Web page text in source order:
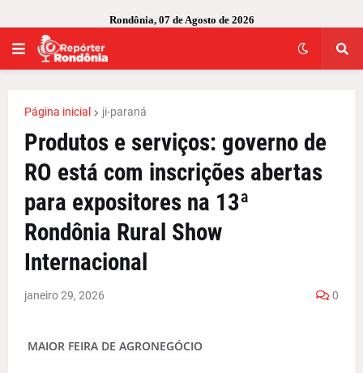
Rondônia, 07 de Agosto de 2026
Página inicial ji-paraná
Produtos e serviços: governo de
RO está com inscrições abertas
para expositores na 13ª
Rondônia Rural Show
Internacional
janeiro 29, 2026 0
MAIOR FEIRA DE AGRONEGÓCIO